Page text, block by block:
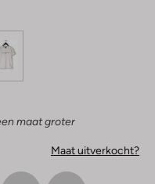
maat groter
Maat uitverkocht?